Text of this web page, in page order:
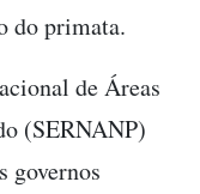
do primata.
de Áreas
(SERNANP)
governos